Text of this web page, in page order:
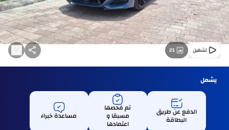
21
يشمل
الدفع عن طريق
البطاقة
تم فحصها
مسبقا و
اعتمادها
مساعدة خبراء